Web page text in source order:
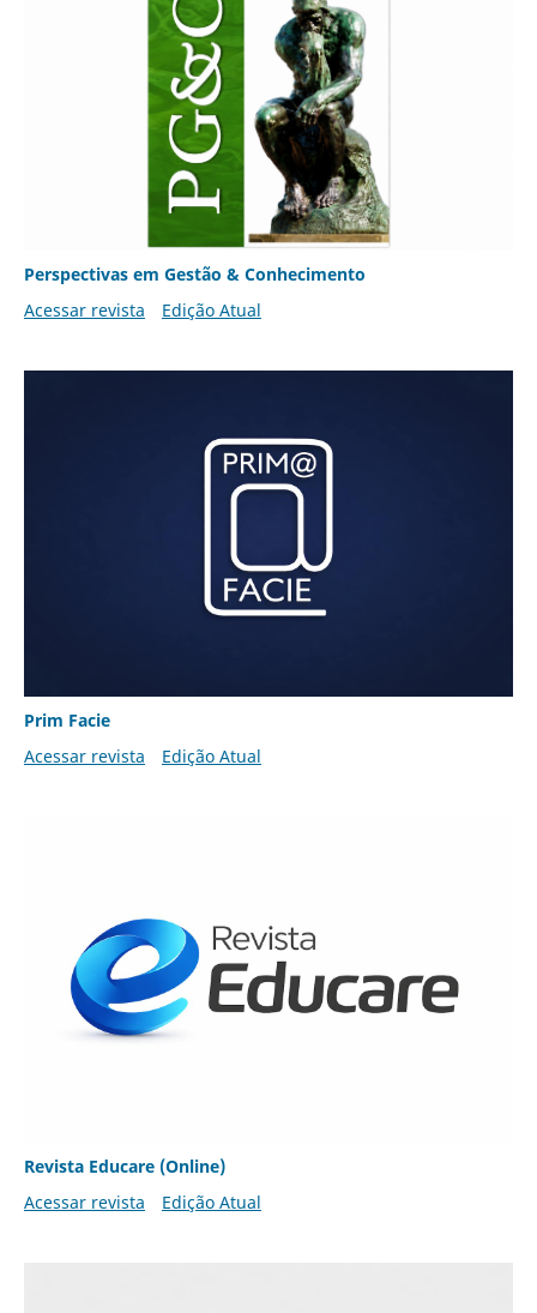
Perspectivas em Gestão & Conhecimento
Acessar revista
Edição Atual
Prim Facie
Acessar revista
Edição Atual
Revista Educare (Online)
Acessar revista
Edição Atual